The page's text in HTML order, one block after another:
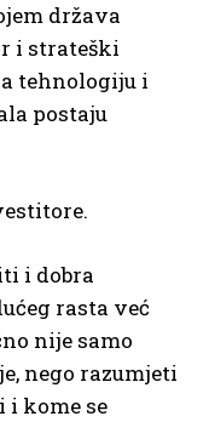
država
i strateški
tehnologiju i
postaju
i dobra
rasta već
nije samo
nego razumjeti
i kome se